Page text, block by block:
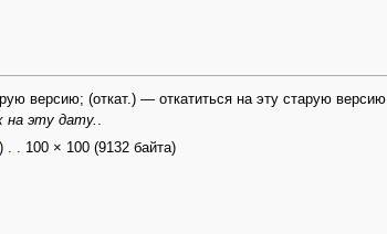
версию; (откат.) — откатиться на эту старую версию.
на эту дату.
) . . 100 × 100 (9132 байта)